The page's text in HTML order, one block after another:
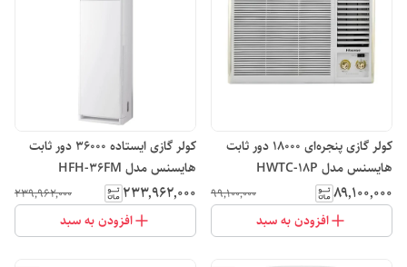
کولر گازی پنجره‌ای 18000 دور ثابت
هایسنس مدل HWTC-18P
۸۹٬۱۰۰٬۰۰۰ ۹۹٬۱۰۰٬۰۰۰
افزودن به سبد
کولر گازی ایستاده 36000 دور ثابت
هایسنس مدل HFH-36FM
۲۳۳٬۹۶۲٬۰۰۰ ۲۳۹٬۹۶۲٬۰۰۰
افزودن به سبد